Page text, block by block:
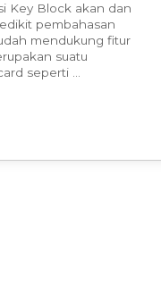
Key Block akan dan
pembahasan
mendukung fitur
suatu
seperti …